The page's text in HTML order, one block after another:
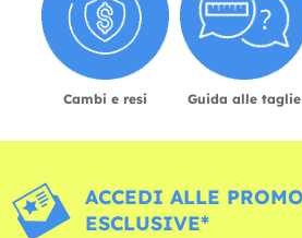
Cambi e resi Guida alle taglie
ACCEDI ALLE
ESCLUSIVE*